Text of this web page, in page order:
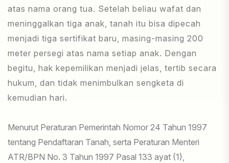
atas nama orang tua. Setelah beliau wafat dan
meninggalkan tiga anak, tanah itu bisa dipecah
menjadi tiga sertifikat baru, masing-masing 200
meter persegi atas nama setiap anak. Dengan
begitu, hak kepemilikan menjadi jelas, tertib secara
hukum, dan tidak menimbulkan sengketa di
kemudian hari.
Menurut Peraturan Pemerintah Nomor 24 Tahun 1997
tentang Pendaftaran Tanah, serta Peraturan Menteri
ATR/BPN No. 3 Tahun 1997 Pasal 133 ayat (1),